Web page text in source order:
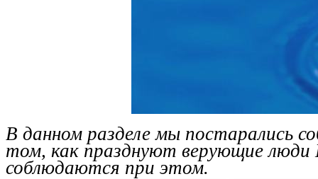
В данном разделе мы постарались
том, как празднуют верующие
соблюдаются при этом.